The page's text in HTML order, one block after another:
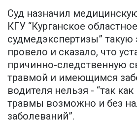
Суд назначил
КГУ “Курганское
судмедэкспертизы” такую
провело и сказало, что
причинно-следственную
травмой и имеющимся
водителя нельзя - “так
травмы возможно и без
заболеваний”.